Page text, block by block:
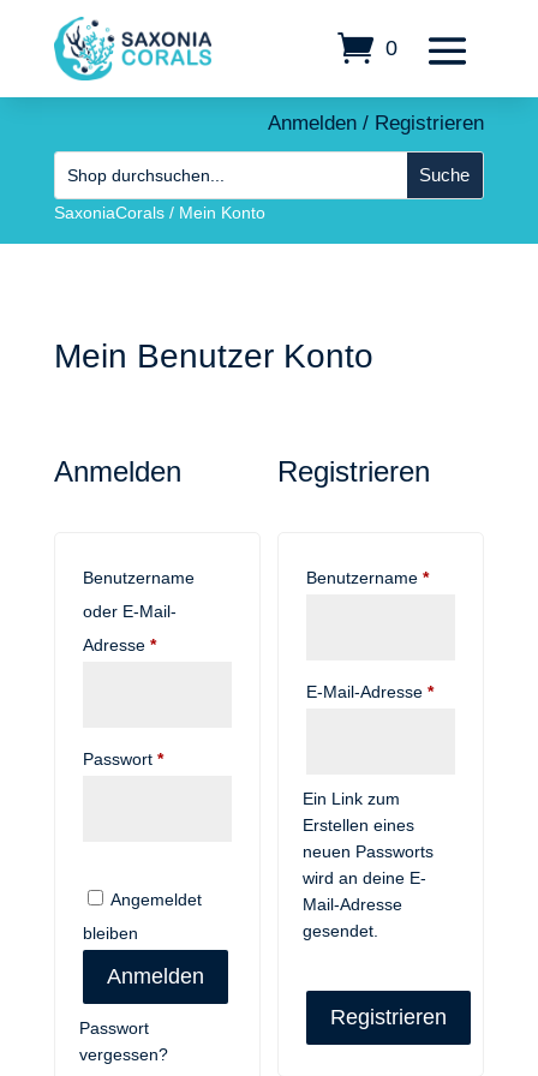
0
Anmelden / Registrieren
SaxoniaCorals/ Mein Konto
Mein Benutzer Konto
Anmelden
Benutzername
oder E-Mail-
Adresse *Erforderlich
Passwort *Erforderlich
A
r
n
a
Angemeldet
bleiben
Anmelden
Passwort
vergessen?
Registrieren
Benutzername*Erforderlich
E-Mail-Adresse*Erforderlich
Ein Link zum
Erstellen eines
neuen Passworts
wird an deine E-
Mail-Adresse
gesendet.
Registrieren